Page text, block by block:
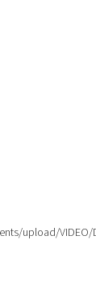
upload/VIDEO/